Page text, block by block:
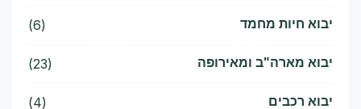
יבוא חיות מחמד
יבוא מארה"ב ומאירופה
יבוא רכבים